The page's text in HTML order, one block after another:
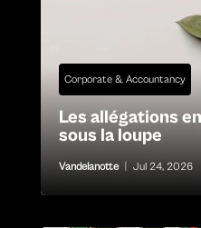
Corporate & Accountancy
Les allégations
sous la loupe
Vandelanotte Jul 24, 2026